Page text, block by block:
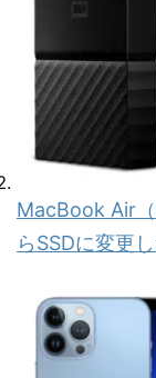
MacBook Air
らSSDに変更